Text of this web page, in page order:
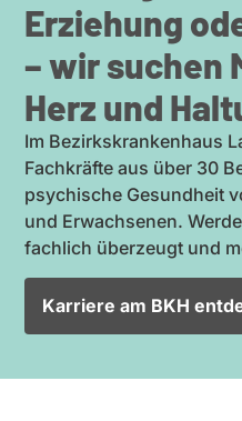
Erziehung
– wir suchen
Herz und
Im Bezirks­kran­kenhaus
Fachkräfte aus über 30
psychische Gesundheit
und Erwach­senen.
fachlich überzeugt und
Karriere am BKH